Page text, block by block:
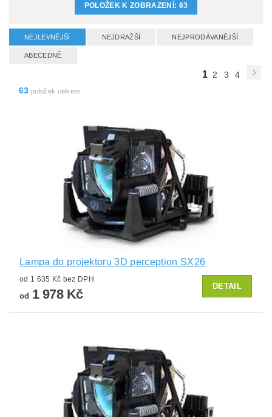
POLOŽEK K ZOBRAZENÍ: 63
NEJLEVNĚJŠÍ NEJDRAŽŠÍ NEJPRODÁVANĚJŠÍ
ABECEDNĚ
1 2 3
4
63 položek celkem
Lampa do projektoru 3D perception SX26
od 1 635 Kč bez DPH
od 1 978 Kč
DETAIL